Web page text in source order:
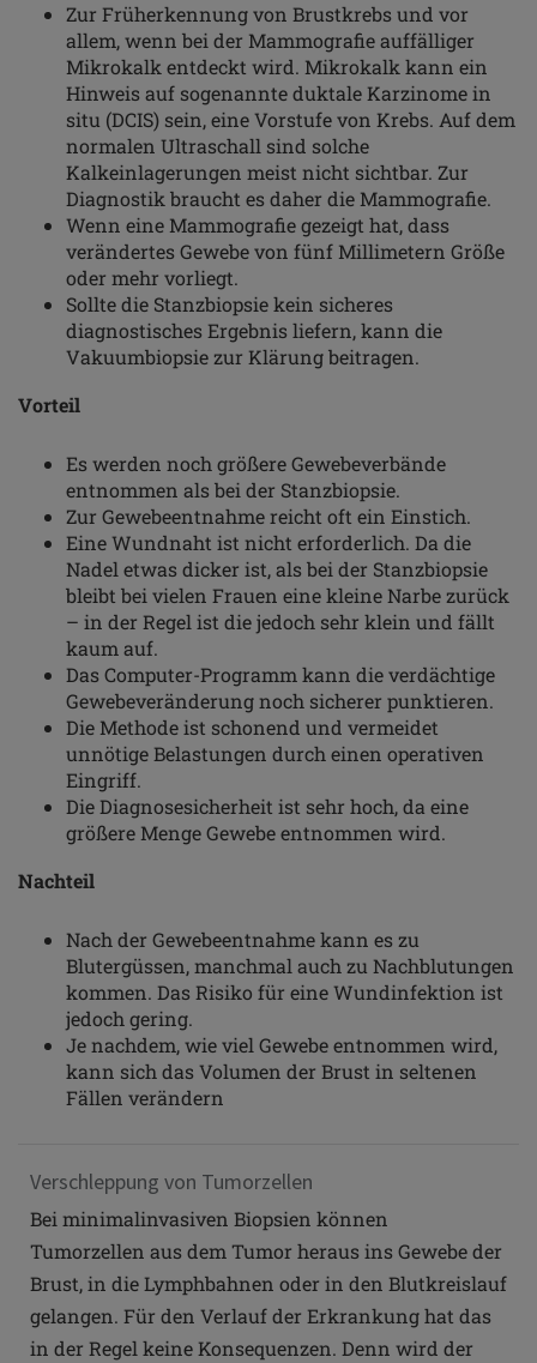
Zur Früherkennung von Brustkrebs und vor
allem, wenn bei der Mammografie auffälliger
Mikrokalk entdeckt wird. Mikrokalk kann ein
Hinweis auf sogenannte duktale Karzinome in
situ (DCIS) sein, eine Vorstufe von Krebs. Auf dem
normalen Ultraschall sind solche
Kalkeinlagerungen meist nicht sichtbar. Zur
Diagnostik braucht es daher die Mammografie.
Wenn eine Mammografie gezeigt hat, dass
verändertes Gewebe von fünf Millimetern Größe
oder mehr vorliegt.
Sollte die Stanzbiopsie kein sicheres
diagnostisches Ergebnis liefern, kann die
Vakuumbiopsie zur Klärung beitragen.
Vorteil
Es werden noch größere Gewebeverbände
entnommen als bei der Stanzbiopsie.
Zur Gewebeentnahme reicht oft ein Einstich.
Eine Wundnaht ist nicht erforderlich. Da die
Nadel etwas dicker ist, als bei der Stanzbiopsie
bleibt bei vielen Frauen eine kleine Narbe zurück
– in der Regel ist die jedoch sehr klein und fällt
kaum auf.
Das Computer-Programm kann die verdächtige
Gewebeveränderung noch sicherer punktieren.
Die Methode ist schonend und vermeidet
unnötige Belastungen durch einen operativen
Eingriff.
Die Diagnosesicherheit ist sehr hoch, da eine
größere Menge Gewebe entnommen wird.
Nachteil
Nach der Gewebeentnahme kann es zu
Blutergüssen, manchmal auch zu Nachblutungen
kommen. Das Risiko für eine Wundinfektion ist
jedoch gering.
Je nachdem, wie viel Gewebe entnommen wird,
kann sich das Volumen der Brust in seltenen
Fällen verändern
Verschleppung von Tumorzellen
Bei minimalinvasiven Biopsien können
Tumorzellen aus dem Tumor heraus ins Gewebe der
Brust, in die Lymphbahnen oder in den Blutkreislauf
gelangen. Für den Verlauf der Erkrankung hat das
in der Regel keine Konsequenzen. Denn wird der